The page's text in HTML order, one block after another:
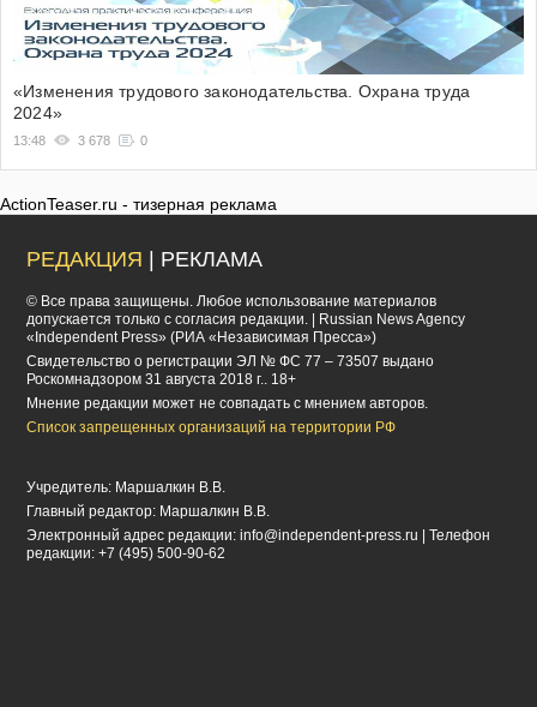
«Изменения трудового законодательства. Охрана труда
2024»
13:48 3 678 0
ActionTeaser.ru - тизерная реклама
РЕДАКЦИЯ | РЕКЛАМА
© Все права защищены. Любое использование материалов
допускается только с согласия редакции. | Russian News Agency
«Independent Press» (РИА «Независимая Пресса»)
Cвидетельство о регистрации ЭЛ № ФС 77 – 73507 выдано
Роскомнадзором 31 августа 2018 г.. 18+
Мнение редакции может не совпадать с мнением авторов.
Список запрещенных организаций на территории РФ
Учредитель: Маршалкин В.В.
Главный редактор: Маршалкин В.В.
Электронный адрес редакции:info@independent-press.ru
| Телефон
редакции: +7 (495) 500-90-62